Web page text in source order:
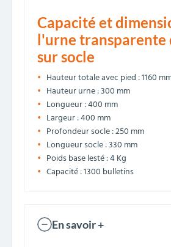
Capacité et
l'urne transparente
sur socle
Hauteur totale avec pied : 1160
Hauteur urne : 300 mm
Longueur : 400 mm
Largeur : 400 mm
Profondeur socle : 250 mm
Longueur socle : 330 mm
Poids base lesté : 4 Kg
Capacité : 1300 bulletins
En savoir +